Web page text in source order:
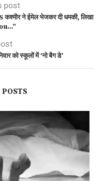
post
कश्मीर ने ईमेल भेजकर दी धमकी, लिखा
को स्कूलों में ‘नो बैग डे’